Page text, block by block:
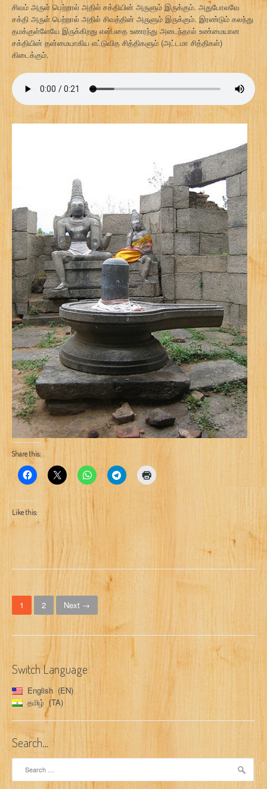
சிவம் அருள் பெற்றால் அதில் சக்தியின் அருளும் இருக்கும். அதுபோலவே
சக்தி அருள் பெற்றால் அதில் சிவத்தின் அருளும் இருக்கும். இரண்டும் கலந்து
தமக்குள்ளேயே இருக்கிறது என்பதை உணரந்து அடைந்தால் உண்மையான
சக்தியின் தன்மையாகிய எட்டுவித சித்திகளும் (அட்டமா சித்திகள்)
கிடைக்கும்.
Share this:
Like this:
P
o
s
t
s
n
a
v
1 2 Next →
Switch Language
English
EN
தமிழ்
TA
Search…